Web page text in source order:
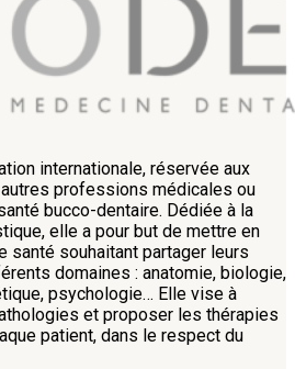
internationale, réservée aux
professions médicales ou
bucco-dentaire. Dédiée à la
elle a pour but de mettre en
santé souhaitant partager leurs
domaines : anatomie, biologie,
psychologie… Elle vise à
et proposer les thérapies
patient, dans le respect du